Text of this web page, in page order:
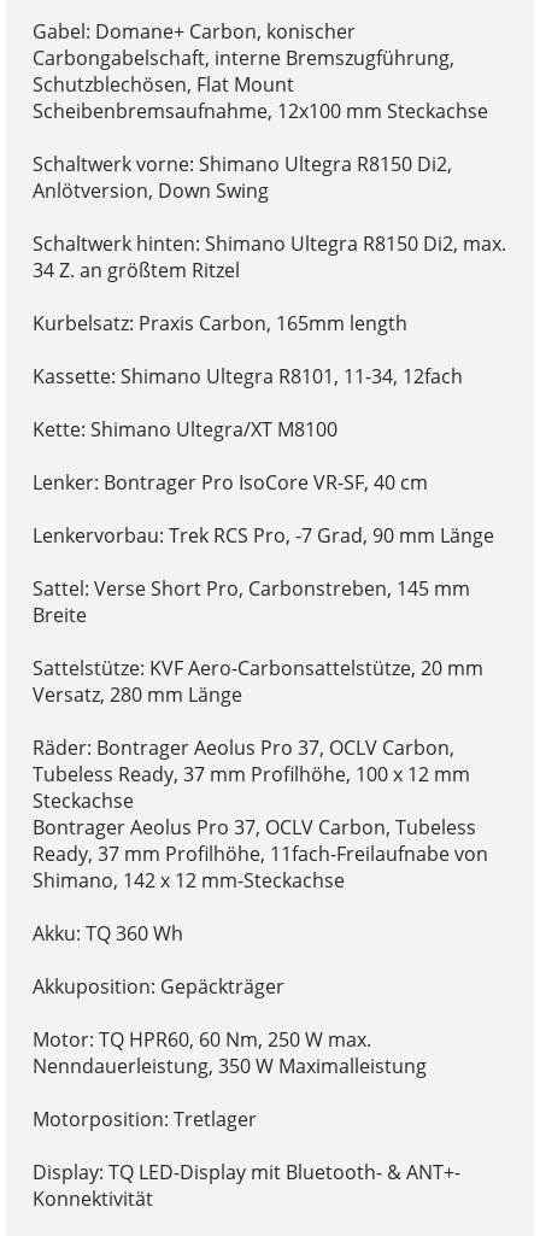
Gabel: Domane+ Carbon, konischer
Carbongabelschaft, interne Bremszugführung,
Schutzblechösen, Flat Mount
Scheibenbremsaufnahme, 12x100 mm Steckachse
Schaltwerk vorne: Shimano Ultegra R8150 Di2,
Anlötversion, Down Swing
Schaltwerk hinten: Shimano Ultegra R8150 Di2, max.
34 Z. an größtem Ritzel
Kurbelsatz: Praxis Carbon, 165mm length
Kassette: Shimano Ultegra R8101, 11-34, 12fach
Kette: Shimano Ultegra/XT M8100
Lenker: Bontrager Pro IsoCore VR-SF, 40 cm
Lenkervorbau: Trek RCS Pro, -7 Grad, 90 mm Länge
Sattel: Verse Short Pro, Carbonstreben, 145 mm
Breite
Sattelstütze: KVF Aero-Carbonsattelstütze, 20 mm
Versatz, 280 mm Länge
Räder: Bontrager Aeolus Pro 37, OCLV Carbon,
Tubeless Ready, 37 mm Profilhöhe, 100 x 12 mm
Steckachse
Bontrager Aeolus Pro 37, OCLV Carbon, Tubeless
Ready, 37 mm Profilhöhe, 11fach-Freilaufnabe von
Shimano, 142 x 12 mm-Steckachse
Akku: TQ 360 Wh
Akkuposition: Gepäckträger
Motor: TQ HPR60, 60 Nm, 250 W max.
Nenndauerleistung, 350 W Maximalleistung
Motorposition: Tretlager
Display: TQ LED-Display mit Bluetooth- & ANT+-
Konnektivität